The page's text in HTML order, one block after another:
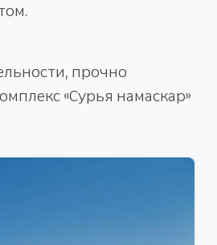
прочно
«Сурья намаскар»